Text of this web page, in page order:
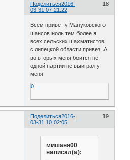
Поделиться 18
2016-
03-31 07:21:22
Всем привет у Мануковского
шансов ноль тем более я
всех сельских шахматистов
с липецкой области привез. А
во вторых меня боится не
одной партии не выиграл у
меня
0
Поделиться 19
2016-
03-31 10:02:05
мишаня00
написал(а):